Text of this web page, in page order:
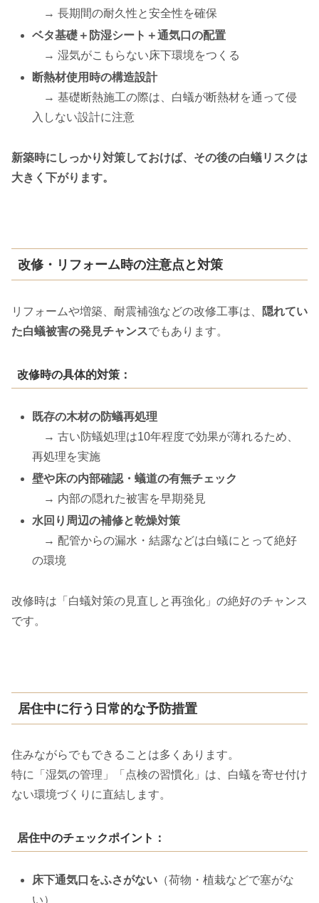
→ 長期間の耐久性と安全性を確保
ベタ基礎＋防湿シート＋通気口の配置
→ 湿気がこもらない床下環境をつくる
断熱材使用時の構造設計
→ 基礎断熱施工の際は、白蟻が断熱材を通って侵
入しない設計に注意
新築時にしっかり対策しておけば、その後の白蟻リスクは
大きく下がります。
改修・リフォーム時の注意点と対策
リフォームや増築、耐震補強などの改修工事は、
隠れてい
た白蟻被害の発見チャンスでもあります。
改修時の具体的対策：
既存の木材の防蟻再処理
→ 古い防蟻処理は10年程度で効果が薄れるため、
再処理を実施
壁や床の内部確認・蟻道の有無チェック
→ 内部の隠れた被害を早期発見
水回り周辺の補修と乾燥対策
→ 配管からの漏水・結露などは白蟻にとって絶好
の環境
改修時は「白蟻対策の見直しと再強化」の絶好のチャンス
です。
居住中に行う日常的な予防措置
住みながらでもできることは多くあります。
特に「湿気の管理」「点検の習慣化」は、白蟻を寄せ付け
ない環境づくりに直結します。
居住中のチェックポイント：
床下通気口をふさがない （荷物・植栽などで塞がな
い）